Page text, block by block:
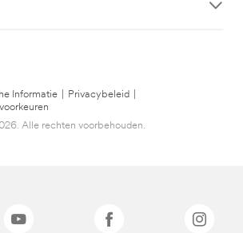
Informatie Privacybeleid
Alle rechten voorbehouden.